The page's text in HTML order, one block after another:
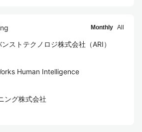
Monthly All
ストテクノロジ株式会社（ARI）
Human Intelligence
ング株式会社